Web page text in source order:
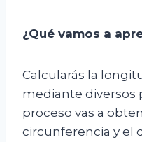
¿Qué vamos a
Calcularás la
mediante diversos
proceso vas a
circunferencia y el